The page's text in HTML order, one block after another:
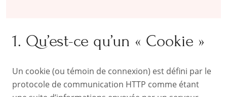
1. Qu’est-ce qu’un « Cookie »
Un cookie (ou témoin de connexion) est défini par le
protocole de communication HTTP comme étant